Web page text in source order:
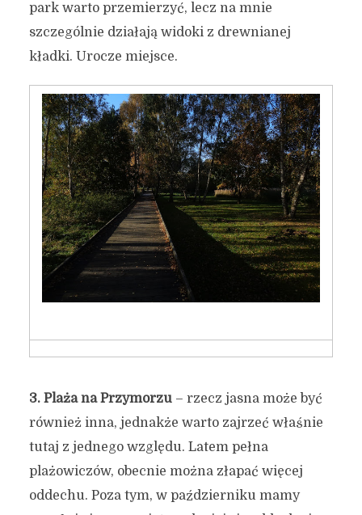
park warto przemierzyć, lecz na mnie
szczególnie działają widoki z drewnianej
kładki. Urocze miejsce.
3. Plaża na Przymorzu– rzecz jasna może być
również inna, jednakże warto zajrzeć właśnie
tutaj z jednego względu. Latem pełna
plażowiczów, obecnie można złapać więcej
oddechu. Poza tym, w październiku mamy